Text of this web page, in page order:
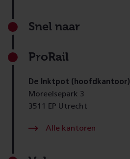
Footer
Snel naar
ProRail
De Inktpot (hoofdkantoor)
Moreelsepark 3
3511 EP Utrecht
Alle kantoren